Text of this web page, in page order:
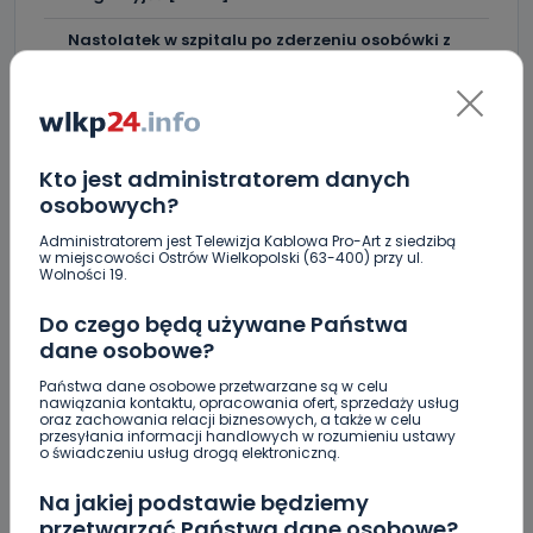
Kto jest administratorem danych
osobowych?
Administratorem jest Telewizja Kablowa Pro-Art z siedzibą
w miejscowości Ostrów Wielkopolski (63-400) przy ul.
Wolności 19.
Do czego będą używane Państwa
dane osobowe?
Państwa dane osobowe przetwarzane są w celu
nawiązania kontaktu, opracowania ofert, sprzedaży usług
oraz zachowania relacji biznesowych, a także w celu
przesyłania informacji handlowych w rozumieniu ustawy
o świadczeniu usług drogą elektroniczną.
Na jakiej podstawie będziemy
Nastolatek w szpitalu po zderzeniu osobówki z
Uważaj na oszustwo! Przychodzą maile z
fałszywego e-Urzędu Skarbowego
Jak wybrać prostownicę do włosów puszących się i
elektryzujących?
Jakość wody wróciła (prawie) do normy. Jest
komunikat sanepidu
Zatrzymany w Sośniach. Za połamane tablice
Nowe ustalenia w sprawie OZC. Kto spełnił warunki
przetargu, a kto próbował wrócić do gry?
Czy aquapark w Ostrowie powinien powstać?
Rozpoczęły się konsultacje